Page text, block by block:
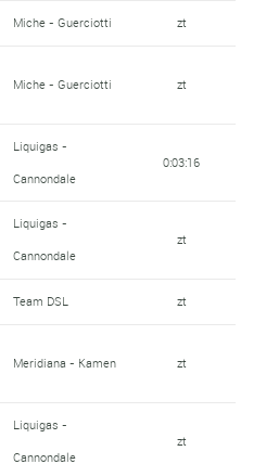
Miche - Guerciotti zt
Miche - Guerciotti zt
Liquigas -
Cannondale
0:03:16
Liquigas -
Cannondale
zt
Team DSL zt
Meridiana - Kamen zt
Liquigas -
Cannondale
zt